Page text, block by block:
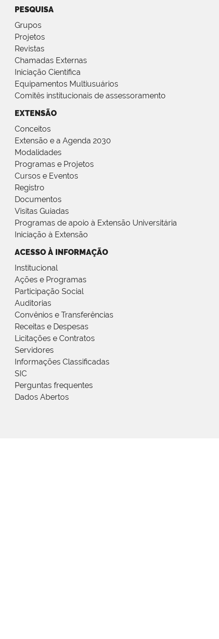
PESQUISA
Grupos
Projetos
Revistas
Chamadas Externas
Iniciação Científica
Equipamentos Multiusuários
Comitês institucionais de assessoramento
EXTENSÃO
Conceitos
Extensão e a Agenda 2030
Modalidades
Programas e Projetos
Cursos e Eventos
Registro
Documentos
Visitas Guiadas
Programas de apoio à Extensão Universitária
Iniciação à Extensão
ACESSO À INFORMAÇÃO
Institucional
Ações e Programas
Participação Social
Auditorias
Convênios e Transferências
Receitas e Despesas
Licitações e Contratos
Servidores
Informações Classificadas
SIC
Perguntas frequentes
Dados Abertos